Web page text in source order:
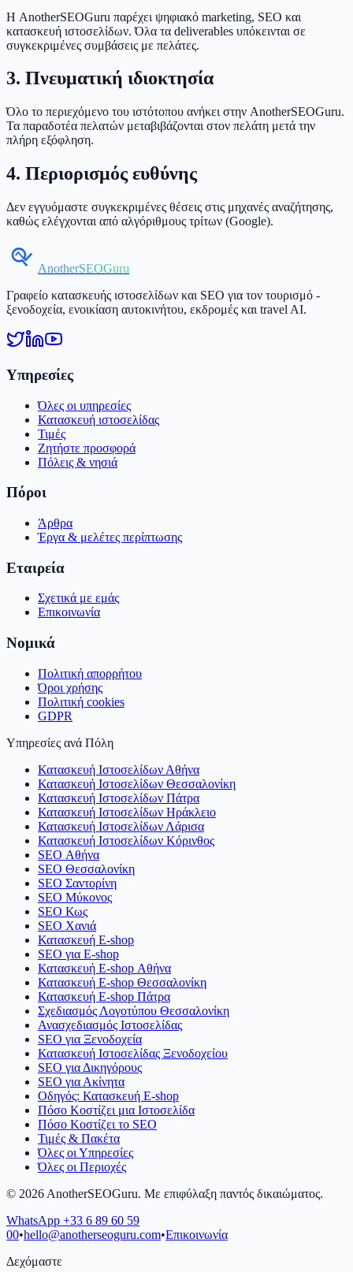
Η AnotherSEOGuru παρέχει ψηφιακό marketing, SEO και
κατασκευή ιστοσελίδων. Όλα τα deliverables υπόκεινται σε
συγκεκριμένες συμβάσεις με πελάτες.
3. Πνευματική ιδιοκτησία
Όλο το περιεχόμενο του ιστότοπου ανήκει στην AnotherSEOGuru.
Τα παραδοτέα πελατών μεταβιβάζονται στον πελάτη μετά την
πλήρη εξόφληση.
4. Περιορισμός ευθύνης
Δεν εγγυόμαστε συγκεκριμένες θέσεις στις μηχανές αναζήτησης,
καθώς ελέγχονται από αλγόριθμους τρίτων (Google).
AnotherSEOGuru
Γραφείο κατασκευής ιστοσελίδων και SEO για τον τουρισμό -
ξενοδοχεία, ενοικίαση αυτοκινήτου, εκδρομές και travel AI.
Υπηρεσίες
Όλες οι υπηρεσίες
Κατασκευή ιστοσελίδας
Τιμές
Ζητήστε προσφορά
Πόλεις & νησιά
Πόροι
Άρθρα
Έργα & μελέτες περίπτωσης
Εταιρεία
Σχετικά με εμάς
Επικοινωνία
Νομικά
Πολιτική απορρήτου
Όροι χρήσης
Πολιτική cookies
GDPR
Υπηρεσίες ανά Πόλη
Κατασκευή Ιστοσελίδων Αθήνα
Κατασκευή Ιστοσελίδων Θεσσαλονίκη
Κατασκευή Ιστοσελίδων Πάτρα
Κατασκευή Ιστοσελίδων Ηράκλειο
Κατασκευή Ιστοσελίδων Λάρισα
Κατασκευή Ιστοσελίδων Κόρινθος
SEO Αθήνα
SEO Θεσσαλονίκη
SEO Σαντορίνη
SEO Μύκονος
SEO Κως
SEO Χανιά
Κατασκευή E-shop
SEO για E-shop
Κατασκευή E-shop Αθήνα
Κατασκευή E-shop Θεσσαλονίκη
Κατασκευή E-shop Πάτρα
Σχεδιασμός Λογοτύπου Θεσσαλονίκη
Ανασχεδιασμός Ιστοσελίδας
SEO για Ξενοδοχεία
Κατασκευή Ιστοσελίδας Ξενοδοχείου
SEO για Δικηγόρους
SEO για Ακίνητα
Οδηγός: Κατασκευή E-shop
Πόσο Κοστίζει μια Ιστοσελίδα
Πόσο Κοστίζει το SEO
Τιμές & Πακέτα
Όλες οι Υπηρεσίες
Όλες οι Περιοχές
© 2026 AnotherSEOGuru. Με επιφύλαξη παντός δικαιώματος.
WhatsApp +33 6 89 60 59
00•hello@anotherseoguru.com•Επικοινωνία
Δεχόμαστε